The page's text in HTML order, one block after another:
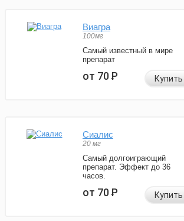
Виагра
100мг
Самый известный в мире
препарат
от 70Р Купить
Сиалис
20 мг
Самый долгоиграющий
препарат. Эффект до 36
часов.
от 70Р Купить